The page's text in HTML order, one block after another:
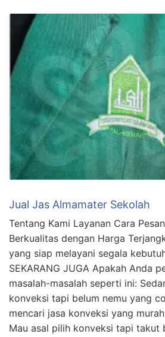
Jual Jas Almamater Sekolah
Tentang Kami Layanan Cara
Berkualitas dengan Harga
yang siap melayani segala
SEKARANG JUGA Apakah Anda
masalah-masalah seperti ini:
konveksi tapi belum nemu yang
mencari jasa konveksi yang
Mau asal pilih konveksi tapi takut